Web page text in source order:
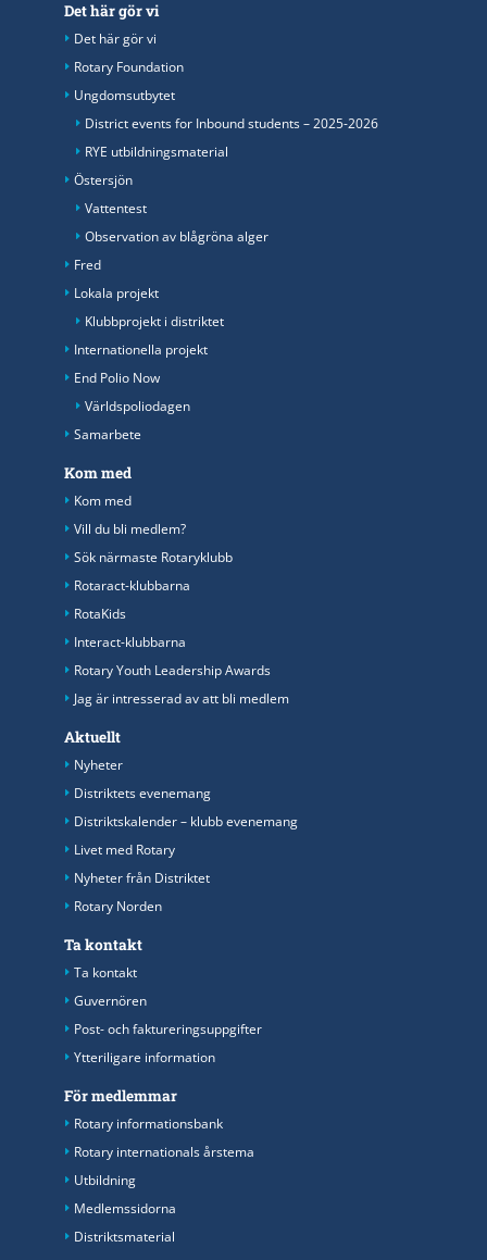
Det här gör vi
Det här gör vi
Rotary Foundation
Ungdomsutbytet
District events for Inbound students – 2025-2026
RYE utbildningsmaterial
Östersjön
Vattentest
Observation av blågröna alger
Fred
Lokala projekt
Klubbprojekt i distriktet
Internationella projekt
End Polio Now
Världspoliodagen
Samarbete
Kom med
Kom med
Vill du bli medlem?
Sök närmaste Rotaryklubb
Rotaract-klubbarna
RotaKids
Interact-klubbarna
Rotary Youth Leadership Awards
Jag är intresserad av att bli medlem
Aktuellt
Nyheter
Distriktets evenemang
Distriktskalender – klubb evenemang
Livet med Rotary
Nyheter från Distriktet
Rotary Norden
Ta kontakt
Ta kontakt
Guvernören
Post- och faktureringsuppgifter
Ytteriligare information
För medlemmar
Rotary informationsbank
Rotary internationals årstema
Utbildning
Medlemssidorna
Distriktsmaterial